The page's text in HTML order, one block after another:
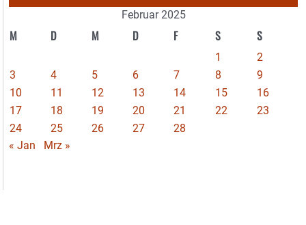
Februar 2025
M D M D F S S
1
2
3
4 5 6 7 8
9
10
11 12 13 14 15
16
17
18 19 20 21 22
23
24
25 26 27
28
« Jan
Mrz »